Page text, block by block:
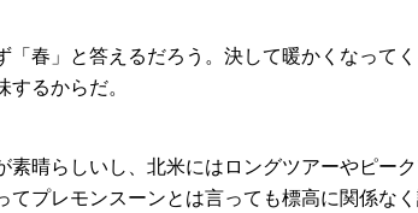
春」と答えるだろう。決して暖かくなって
るからだ。
晴らしいし、北米にはロングツアーやピー
プレモンスーンとは言っても標高に関係な